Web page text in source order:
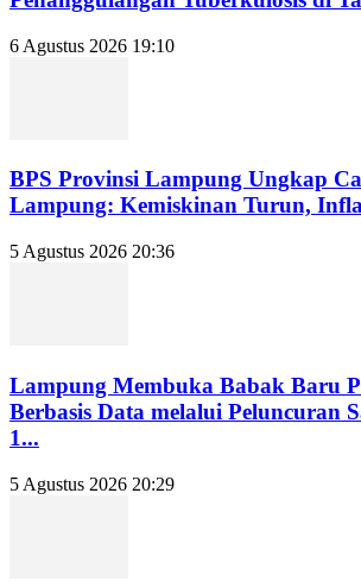
6 Agustus 2026 19:10
BPS Provinsi Lampung Ungkap
Lampung: Kemiskinan Turun,
5 Agustus 2026 20:36
Lampung Membuka Babak Baru
Berbasis Data melalui Peluncuran
1...
5 Agustus 2026 20:29